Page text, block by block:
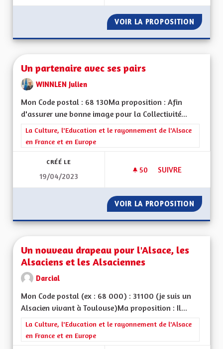
VOIR LA PROPOSITION UN
Un partenaire avec ses pairs
WINNLEN Julien
Mon Code postal : 68 130Ma proposition : Afin
d'assurer une bonne image pour la Collectivité...
Filtrer les résultats de la catégorie : La Culture, l'Education et
La Culture, l'Education et le rayonnement de l'Alsace
en France et en Europe
CRÉÉ LE
19/04/2023
50 50 ABONNÉS
SUIVRE
VOIR LA PROPOSITION UN
Un nouveau drapeau pour l'Alsace, les
Alsaciens et les Alsaciennes
Darcial
Mon Code postal (ex : 68 000) : 31100 (je suis un
Alsacien vivant à Toulouse)Ma proposition : Il...
Filtrer les résultats de la catégorie : La Culture, l'Education et
La Culture, l'Education et le rayonnement de l'Alsace
en France et en Europe